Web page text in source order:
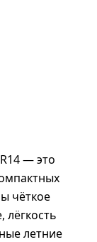
— это
чёткое
лёгкость
летние